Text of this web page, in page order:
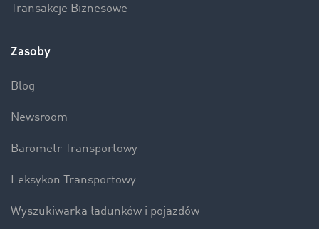
Transakcje Biznesowe
Zasoby
Blog
Newsroom
Barometr Transportowy
Leksykon Transportowy
Wyszukiwarka ładunków i pojazdów